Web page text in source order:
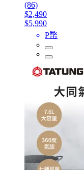
(86)
$2,490
$5,990
P幣